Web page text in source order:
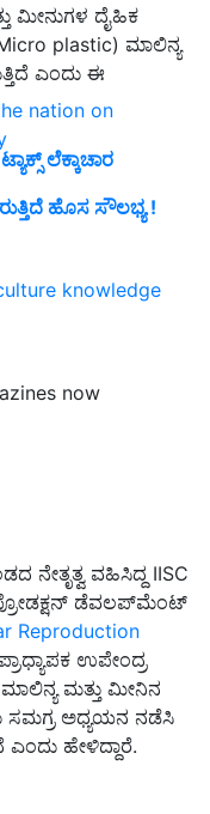
nation on
knowledge
now
ಮೀನುಗಳ ದೈಹಿಕ
plastic) ಮಾಲಿನ್ಯ
ಎಂದು ಈ
ಲೆಕ್ಕಾಚಾರ
ಹೊಸ ಸೌಲಭ್ಯ !
ನೇತೃತ್ವ ವಹಿಸಿದ್ದ IISC
ಡೆವಲಪ್‌ಮೆಂಟ್
Reproduction
ಉಪೇಂದ್ರ
ಮತ್ತು ಮೀನಿನ
ಸಮಗ್ರ ಅಧ್ಯಯನ ನಡೆಸಿ
ಎಂದು ಹೇಳಿದ್ದಾರೆ.